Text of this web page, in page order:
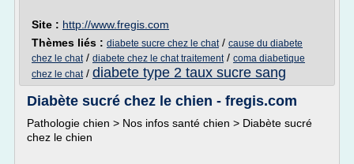
Site : http://www.fregis.com
Thèmes liés : diabete sucre chez le chat/ cause du diabete
chez le chat/ diabete chez le chat traitement/ coma diabetique
chez le chat/ diabete type 2 taux sucre sang
Diabète sucré chez le chien - fregis.com
Pathologie chien > Nos infos santé chien > Diabète sucré
chez le chien